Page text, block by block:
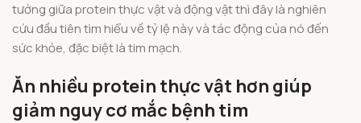
tưởng giữa protein thực vật và động vật thì đây là nghiên
cứu đầu tiên tìm hiểu về tỷ lệ này và tác động của nó đến
sức khỏe, đặc biệt là tim mạch.
Ăn nhiều protein thực vật hơn giúp
giảm nguy cơ mắc bệnh tim